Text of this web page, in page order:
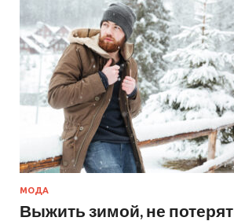
МОДА
Выжить зимой, не